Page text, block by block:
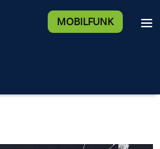
MOBILFUNK